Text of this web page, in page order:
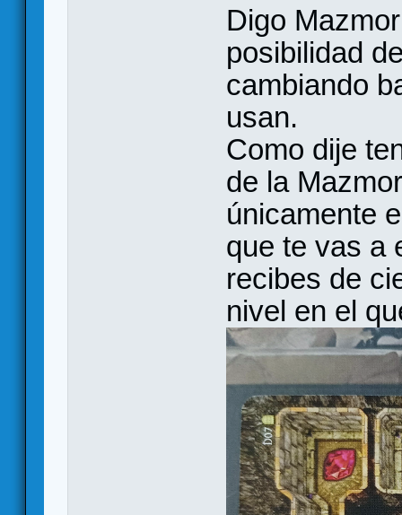
Digo
posibilidad
cambiando
usan.
Como dije
de la
únicamente
que te vas a
recibes de
nivel en el